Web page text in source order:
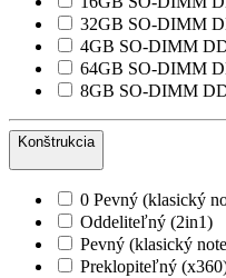
32GB SO-DIMM
4GB SO-DIMM
64GB SO-DIMM
8GB SO-DIMM
Konštrukcia
0 Pevný (klasický
Oddeliteľný (2in1)
Pevný (klasický
Preklopiteľný